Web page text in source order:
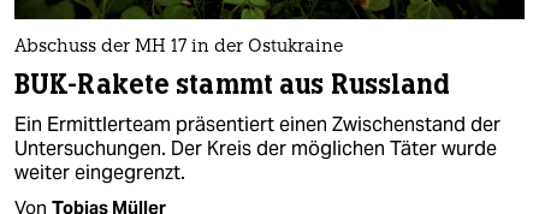
Abschuss der MH 17 in der Ostukraine
BUK-Rakete stammt aus Russland
Ein Ermittlerteam präsentiert einen Zwischenstand der
Untersuchungen. Der Kreis der möglichen Täter wurde
weiter eingegrenzt.
Von Tobias Müller